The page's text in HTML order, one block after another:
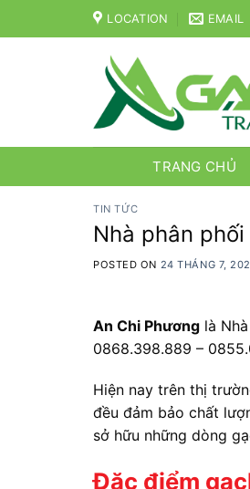
to
LOCATION EMAIL
TRANG CHỦ
TIN TỨC
Nhà phân
POSTED ON 24 THÁNG 7,
An Chi Phương là
0868.398.889 –
Hiện nay trên thị
đều đảm bảo chất
sở hữu những dòng
Đặc điểm